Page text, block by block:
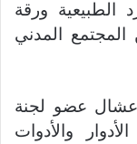
الطبيعية ورقة
المدني
عشال عضو لجنة
والأدوات